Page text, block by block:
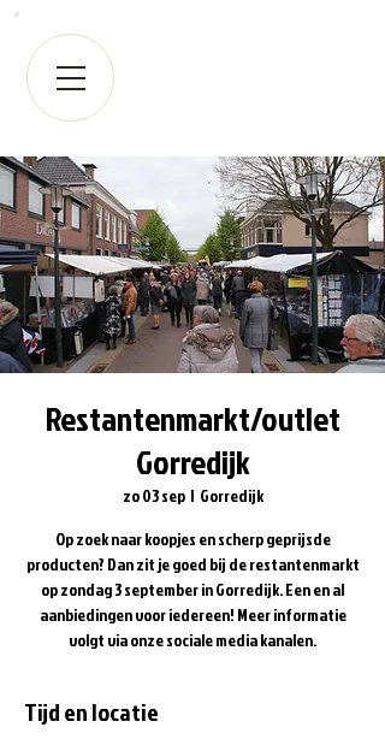
Restantenmarkt/outlet
Gorredijk
zo 03 sep
  |
Gorredijk
Op zoek naar koopjes en scherp geprijsde
producten? Dan zit je goed bij de restantenmarkt
op zondag 3 september in Gorredijk. Een en al
aanbiedingen voor iedereen! Meer informatie
volgt via onze sociale media kanalen.
Tijd en locatie